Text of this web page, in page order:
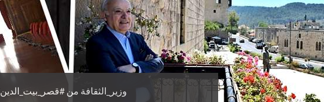
#وزير_الثقافة من #قصر_بيت_الدين